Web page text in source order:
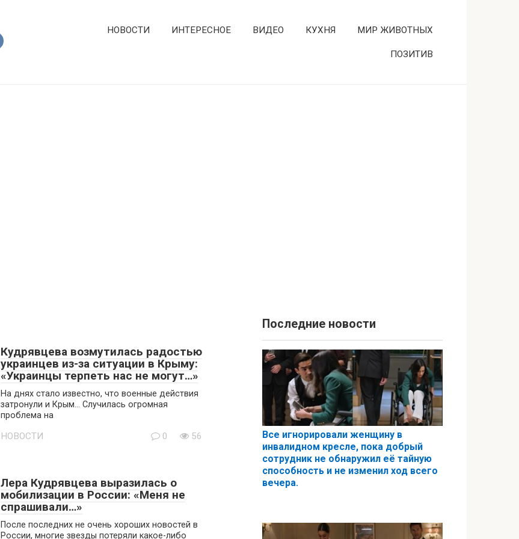
НОВОСТИ ИНТЕРЕСНОЕ ВИДЕО КУХНЯ МИР ЖИВОТНЫХ
ПОЗИТИВ
Кудрявцева возмутилась радостью
украинцев из-за ситуации в Крыму:
«Украинцы терпеть нас не могут…»
На днях стало известно, что военные действия
затронули и Крым… Случилась огромная
проблема на
НОВОСТИ 0 56
Лера Кудрявцева выразилась о
мобилизации в России: «Меня не
спрашивали…»
После последних не очень хороших новостей в
России, многие звезды потеряли какое-либо
Последние новости
Все игнорировали женщину в
инвалидном кресле, пока добрый
сотрудник не обнаружил её тайную
способность и не изменил ход всего
вечера.